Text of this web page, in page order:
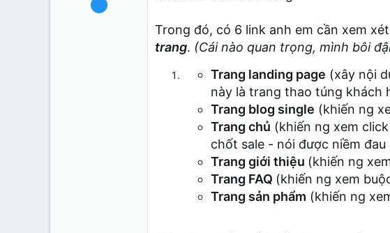
Trong đó, có 6 link anh em cần xem
trang. (Cái nào quan trọng, mình bôi
Trang landing page (xây nội
này là trang thao túng khách
Trang blog single (khiến ng
Trang chủ (khiến ng xem
chốt sale - nói được niềm
Trang giới thiệu (khiến ng
Trang FAQ (khiến ng xem
Trang sản phẩm (khiến ng